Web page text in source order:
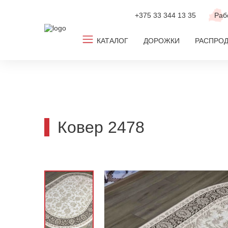
+375 33 344 13 35
КАТАЛОГ
По дизайну
По цвету
По комнате
ДОРОЖКИ
Ковер 2478